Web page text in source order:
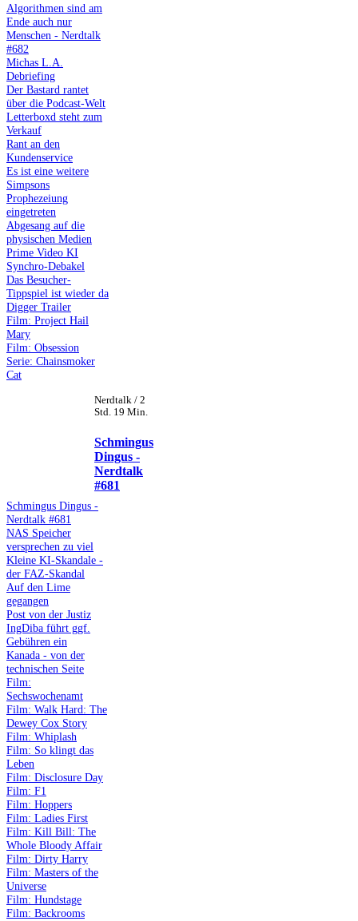
Algorithmen sind am
Ende auch nur
Menschen - Nerdtalk
#682
Michas L.A.
Debriefing
Der Bastard rantet
über die Podcast-Welt
Letterboxd steht zum
Verkauf
Rant an den
Kundenservice
Es ist eine weitere
Simpsons
Prophezeiung
eingetreten
Abgesang auf die
physischen Medien
Prime Video KI
Synchro-Debakel
Das Besucher-
Tippspiel ist wieder da
Digger Trailer
Film: Project Hail
Mary
Film: Obsession
Serie: Chainsmoker
Cat
Nerdtalk / 2
Std. 19 Min.
Schmingus
Dingus -
Nerdtalk
#681
Schmingus Dingus -
Nerdtalk #681
NAS Speicher
versprechen zu viel
Kleine KI-Skandale -
der FAZ-Skandal
Auf den Lime
gegangen
Post von der Justiz
IngDiba führt ggf.
Gebühren ein
Kanada - von der
technischen Seite
Film:
Sechswochenamt
Film: Walk Hard: The
Dewey Cox Story
Film: Whiplash
Film: So klingt das
Leben
Film: Disclosure Day
Film: F1
Film: Hoppers
Film: Ladies First
Film: Kill Bill: The
Whole Bloody Affair
Film: Dirty Harry
Film: Masters of the
Universe
Film: Hundstage
Film: Backrooms